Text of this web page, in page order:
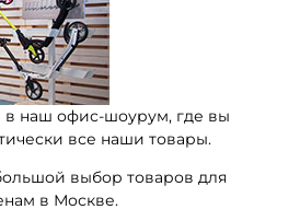
в наш офис-шоурум, где вы
все наши товары.
выбор товаров для
в Москве.